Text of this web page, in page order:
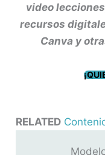
video
recursos
Canva y
RELATED